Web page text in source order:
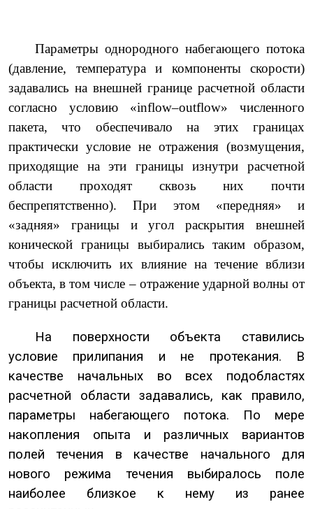
Параметры однородного набегающего потока
(давление, температура и компоненты скорости)
задавались на внешней границе расчетной области
согласно условию «inflow–outflow» численного
пакета, что обеспечивало на этих границах
практически условие не отражения (возмущения,
приходящие на эти границы изнутри расчетной
области проходят сквозь них почти
беспрепятственно). При этом «передняя» и
«задняя» границы и угол раскрытия внешней
конической границы выбирались таким образом,
чтобы исключить их влияние на течение вблизи
объекта, в том числе – отражение ударной волны от
границы расчетной области.
На поверхности объекта ставились
условие прилипания и не протекания. В
качестве начальных во всех подобластях
расчетной области задавались, как правило,
параметры набегающего потока. По мере
накопления опыта и различных вариантов
полей течения в качестве начального для
нового режима течения выбиралось поле
наиболее близкое к нему из ранее